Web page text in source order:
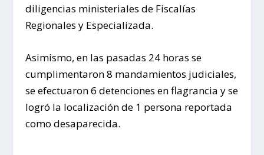
diligencias ministeriales de Fiscalías
Regionales y Especializada.
Asimismo, en las pasadas 24 horas se
cumplimentaron 8 mandamientos judiciales,
se efectuaron 6 detenciones en flagrancia y se
logró la localización de 1 persona reportada
como desaparecida.